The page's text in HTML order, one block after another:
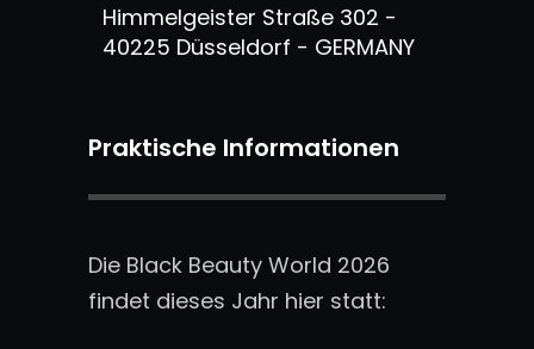
Himmelgeister Straße 302 -
40225 Düsseldorf - GERMANY
Praktische Informationen
Die Black Beauty World 2026
findet dieses Jahr hier statt: